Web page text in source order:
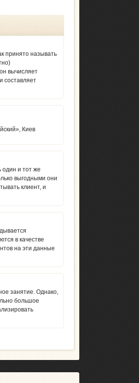
принято называть
вычисляет
составляет
Киев
один и тот же
выгодными они
клиент, и
в качестве
на эти данные
занятие. Однако,
большое